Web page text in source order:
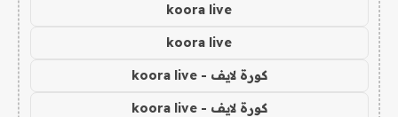
koora live
koora live
كورة لايف - koora live
كورة لايف - koora live